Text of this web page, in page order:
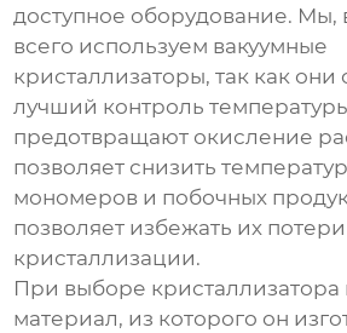
доступное оборудование. Мы,
всего используем вакуумные
кристаллизаторы, так как
лучший контроль
предотвращают окисление
позволяет снизить
мономеров и побочных
позволяет избежать их
кристаллизации.
При выборе кристаллизатора
материал, из которого он